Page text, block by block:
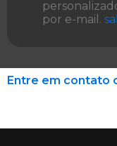
por e-mail.
Entre em contato